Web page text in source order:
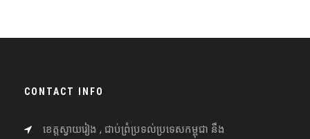
CONTACT INFO
ខេត្តស្វាយរៀង , ជាប់ព្រំប្រទល់ប្រទេសកម្ពុជា នឹង